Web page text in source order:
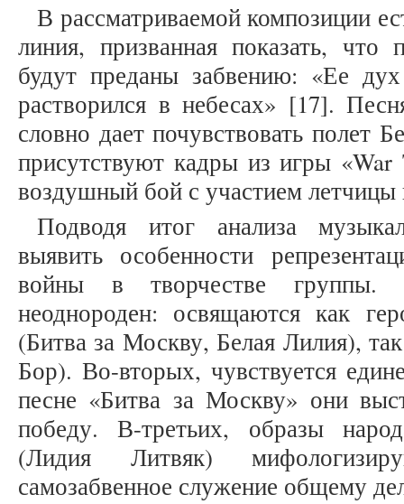
В рассматриваемой композиции
линия, призванная показать, что
будут преданы забвению: «Ее
растворился в небесах» [17].
словно дает почувствовать полет
присутствуют кадры из игры
воздушный бой с участием
Подводя итог анализа
выявить особенности
войны в творчестве группы.
неоднороден: освящаются как
(Битва за Москву, Белая Лилия),
Бор). Во-вторых, чувствуется
песне «Битва за Москву» они
победу. В-третьих, образы
(Лидия Литвяк)
самозабвенное служение общему